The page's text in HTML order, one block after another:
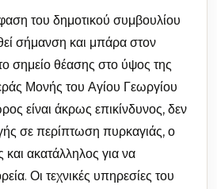
του δημοτικού συμβουλίου
σήμανση και μπάρα στον
σημείο θέασης στο ύψος της
Μονής του Αγίου Γεωργίου
είναι άκρως επικίνδυνος, δεν
σε περίπτωση πυρκαγιάς, ο
και ακατάλληλος για να
Οι τεχνικές υπηρεσίες του